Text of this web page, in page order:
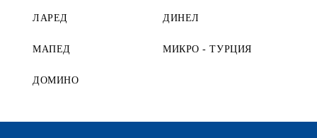
ЛАРЕД ДИНЕЛ
МАПЕД МИКРО - ТУРЦИЯ
ДОМИНО